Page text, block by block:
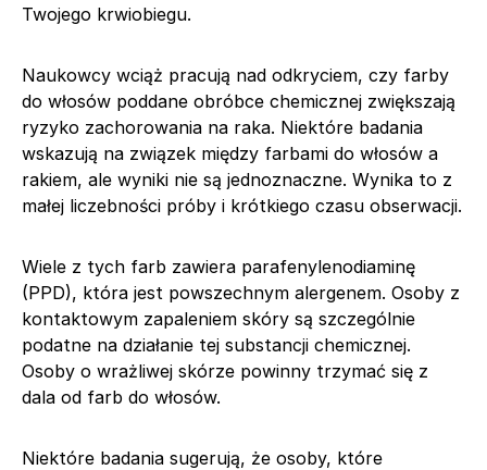
Twojego krwiobiegu.
Naukowcy wciąż pracują nad odkryciem, czy farby
do włosów poddane obróbce chemicznej zwiększają
ryzyko zachorowania na raka. Niektóre badania
wskazują na związek między farbami do włosów a
rakiem, ale wyniki nie są jednoznaczne. Wynika to z
małej liczebności próby i krótkiego czasu obserwacji.
Wiele z tych farb zawiera parafenylenodiaminę
(PPD), która jest powszechnym alergenem. Osoby z
kontaktowym zapaleniem skóry są szczególnie
podatne na działanie tej substancji chemicznej.
Osoby o wrażliwej skórze powinny trzymać się z
dala od farb do włosów.
Niektóre badania sugerują, że osoby, które